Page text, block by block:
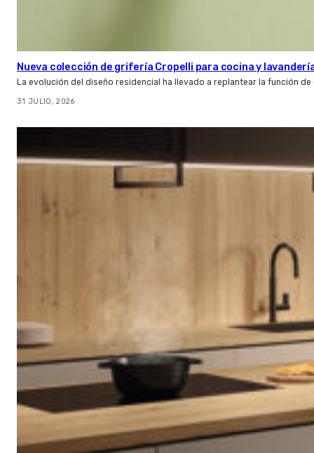
Nueva colección de grifería Cropelli para cocina y
La evolución del diseño residencial ha llevado a replantear la función
31 JULIO, 2026